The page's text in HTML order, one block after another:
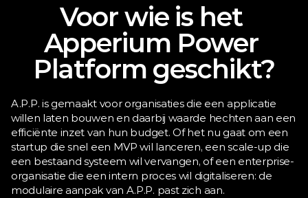
Voor wie is het
Apperium Power
Platform geschikt?
A.P.P. is gemaakt voor organisaties die een applicatie
willen laten bouwen en daarbij waarde hechten aan een
efficiënte inzet van hun budget. Of het nu gaat om een
startup die snel een MVP wil lanceren, een scale-up die
een bestaand systeem wil vervangen, of een enterprise-
organisatie die een intern proces wil digitaliseren: de
modulaire aanpak van A.P.P. past zich aan.